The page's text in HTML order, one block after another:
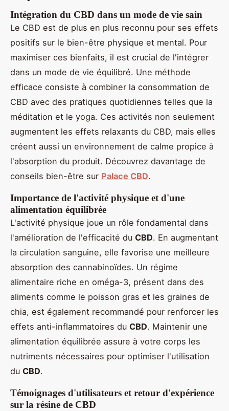
Intégration du CBD dans un mode de vie sain
Le CBD est de plus en plus reconnu pour ses effets
positifs sur le bien-être physique et mental. Pour
maximiser ces bienfaits, il est crucial de l'intégrer
dans un mode de vie équilibré. Une méthode
efficace consiste à combiner la consommation de
CBD avec des pratiques quotidiennes telles que la
méditation et le yoga. Ces activités non seulement
augmentent les effets relaxants du CBD, mais elles
créent aussi un environnement de calme propice à
l'absorption du produit. Découvrez davantage de
conseils bien-être sur Palace CBD.
Importance de l'activité physique et d'une
alimentation équilibrée
L'activité physique joue un rôle fondamental dans
l'amélioration de l'efficacité du CBD. En augmentant
la circulation sanguine, elle favorise une meilleure
absorption des cannabinoïdes. Un régime
alimentaire riche en oméga-3, présent dans des
aliments comme le poisson gras et les graines de
chia, est également recommandé pour renforcer les
effets anti-inflammatoires du CBD. Maintenir une
alimentation équilibrée assure à votre corps les
nutriments nécessaires pour optimiser l'utilisation
du CBD.
Témoignages d'utilisateurs et retour d'expérience
sur la résine de CBD